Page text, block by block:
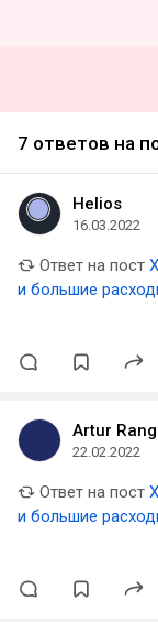
7 ответов на
Helios
16.03.2022
Ответ на пост
и большие
Artur
22.02.2022
Ответ на пост
и большие